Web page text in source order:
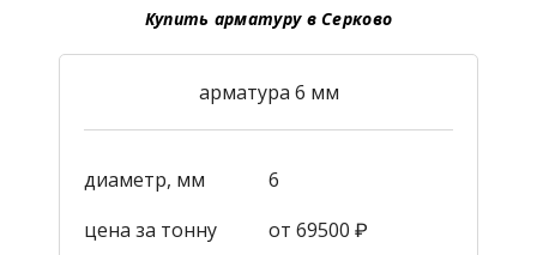
Купить арматуру в Серково
арматура 6 мм
диаметр, мм
6
цена за тонну
от 69500 ₽